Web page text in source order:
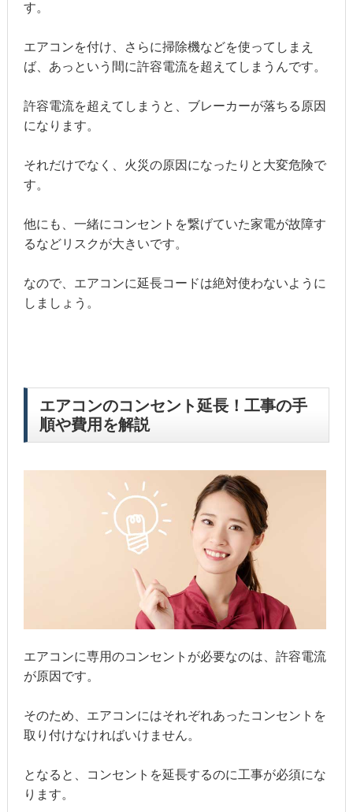
す。
エアコンを付け、さらに掃除機などを使ってしまえ
ば、あっという間に許容電流を超えてしまうんです。
許容電流を超えてしまうと、ブレーカーが落ちる原因
になります。
それだけでなく、火災の原因になったりと大変危険で
す。
他にも、一緒にコンセントを繋げていた家電が故障す
るなどリスクが大きいです。
なので、エアコンに延長コードは絶対使わないように
しましょう。
エアコンのコンセント延長！工事の手
順や費用を解説
エアコンに専用のコンセントが必要なのは、許容電流
が原因です。
そのため、エアコンにはそれぞれあったコンセントを
取り付けなければいけません。
となると、コンセントを延長するのに工事が必須にな
ります。